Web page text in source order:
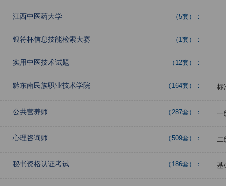
江西中医药大学 （5套）：
银符杯信息技能检索大赛 （1套）：
实用中医技术试题 （12套）：
黔东南民族职业技术学院 （164套）： 标
公共营养师 （287套）： 一
心理咨询师 （509套）： 二
秘书资格认证考试 （186套）： 基